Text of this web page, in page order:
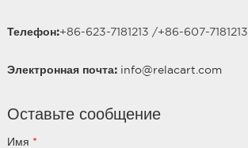
Телефон:+86-623-7181213 /+86-607-7181213
Электронная почта: info@relacart.com
Оставьте сообщение
Имя *